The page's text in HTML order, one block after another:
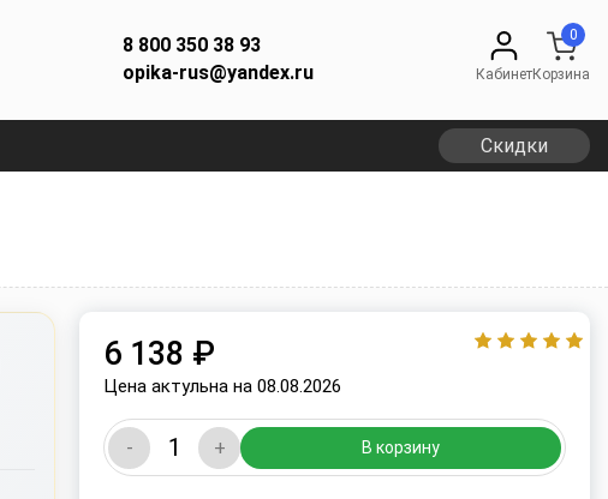
8 800 350 38 93
opika-rus@yandex.ru
Кабинет
0
Корзина
Скидки
6 138 ₽
Цена актульна на 08.08.2026
- + В корзину